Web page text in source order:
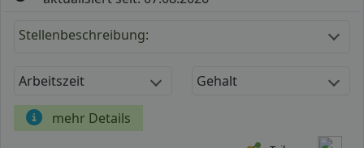
Stellenbeschreibung:
Arbeitszeit Gehalt
mehr Details